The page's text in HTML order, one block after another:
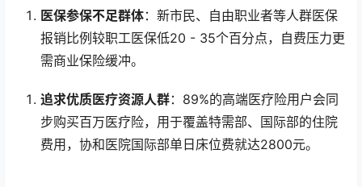
医保参保不足群体：新市民、自由职业者等人群医保
报销比例较职工医保低20 - 35个百分点，自费压力更
需商业保险缓冲。
追求优质医疗资源人群：89%的高端医疗险用户会同
步购买百万医疗险，用于覆盖特需部、国际部的住院
费用，协和医院国际部单日床位费就达2800元。